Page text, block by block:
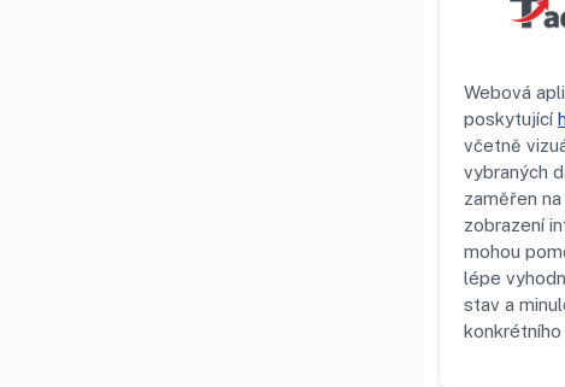
Webová
poskytující
včetně
vybraných
zaměřen
zobrazení
mohou
lépe
stav a